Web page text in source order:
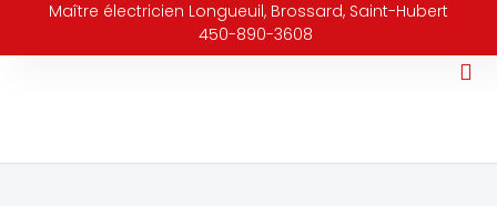
Maître électricien Longueuil, Brossard, Saint-Hubert
450-890-3608